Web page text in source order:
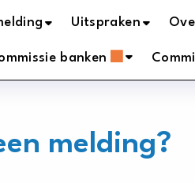
Uitspraken
banken
melding?